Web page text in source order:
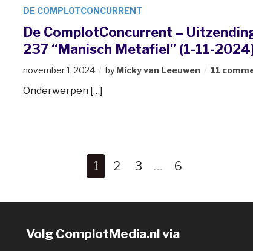
DE COMPLOTCONCURRENT
De ComplotConcurrent –
237 “Manisch Metafiel” (1-11-
november 1, 2024 by Micky van Leeuwen 11
Onderwerpen […]
1 2 3 … 6
Volg ComplotMedia.nl via